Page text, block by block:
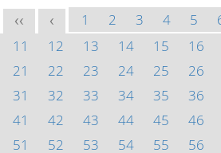
<< < 1 2 3 4 5
11
12 13 14 15 16
21
22 23 24 25 26
31
32 33 34 35 36
41
42 43 44 45 46
51
52 53 54 55 56